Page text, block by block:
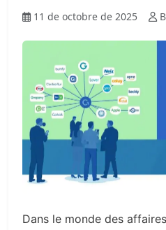
11 de octobre de 2025
Dans le monde des